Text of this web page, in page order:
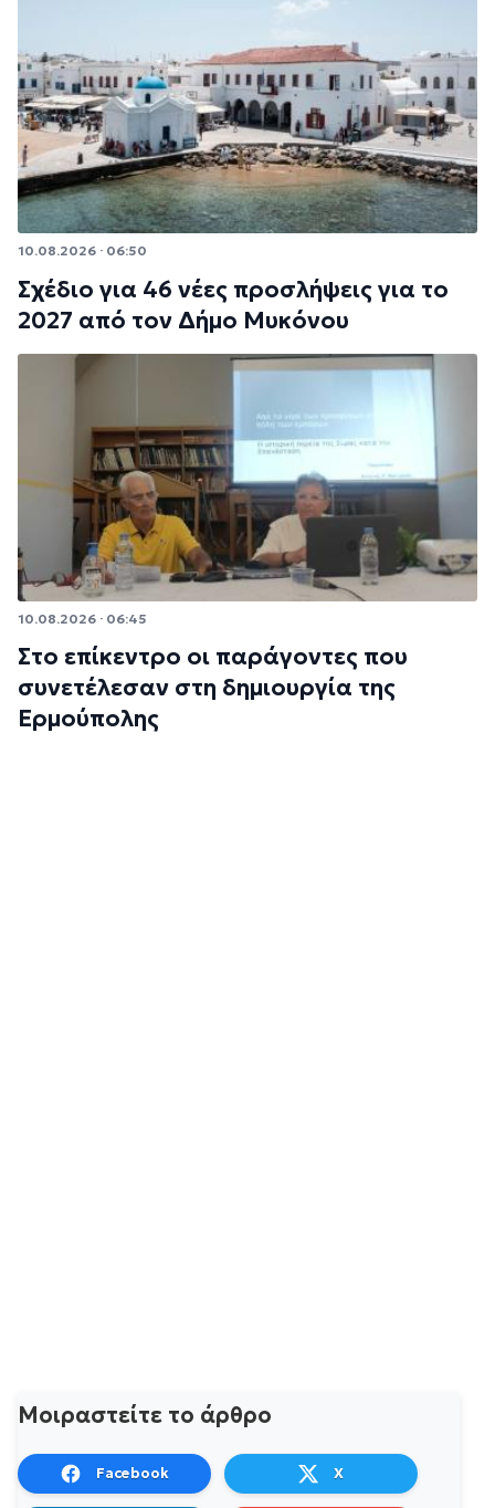
10.08.2026 · 06:50
Σχέδιο για 46 νέες προσλήψεις για το
2027 από τον Δήμο Μυκόνου
10.08.2026 · 06:45
Στο επίκεντρο οι παράγοντες που
συνετέλεσαν στη δημιουργία της
Ερμούπολης
Μοιραστείτε το άρθρο
Facebook X